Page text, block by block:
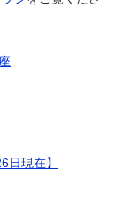
現在】